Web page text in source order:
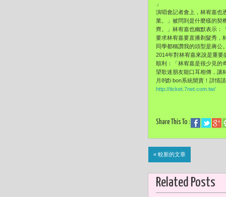
」
演唱會記者會上，林宥嘉也
業。」被問到是什麼樣的契
齊。」林宥嘉也幽默表示：
要求林宥嘉要直播剃髮秀，
同學都稱讚我的頭型是蔣公
2014年對林宥嘉來說是重
順利：「林宥嘉是很少見的
望歌迷朋友能口耳相傳，讓
月8號i bon系統開賣！詳情
http://ticket.7net.com.tw/
Share This To :
« 較新的文章
Related Posts